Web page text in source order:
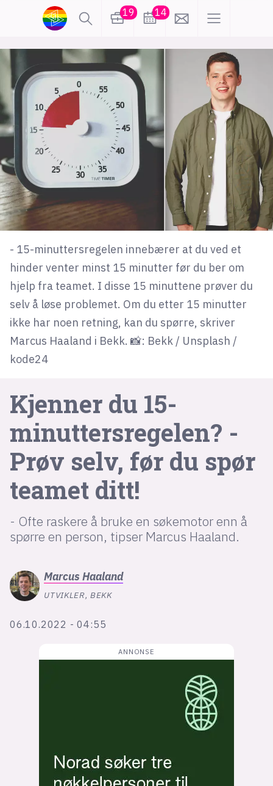
19 14
- 15-minuttersregelen innebærer at du ved et
hinder venter minst 15 minutter før du ber om
hjelp fra teamet. I disse 15 minuttene prøver du
selv å løse problemet. Om du etter 15 minutter
ikke har noen retning, kan du spørre, skriver
Marcus Haaland i Bekk. 📸: Bekk / Unsplash /
kode24
Kjenner du 15-
minutters­regelen? -
Prøv selv, før du spør
teamet ditt!
- Ofte raskere å bruke en søkemotor enn å
spørre en person, tipser Marcus Haaland.
Marcus Haaland
UTVIKLER, BEKK
06.10.2022 - 04:55
lønn
KI
karriere
meninger
utdanning sikkerhet
kontor
frontend
backend
apputvikling
devops
design
tilgjengelighet
ukas koder
inn/ut
hobby
lys modus
mørk modus
LinkedIn
Bluesky
annonsepriser
suksesshistorier